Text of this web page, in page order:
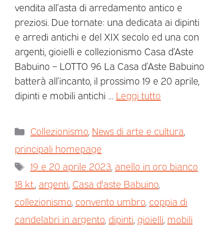
vendita all’asta di arredamento antico e
preziosi. Due tornate: una dedicata ai dipinti
e arredi antichi e del XIX secolo ed una con
argenti, gioielli e collezionismo Casa d’Aste
Babuino – LOTTO 96 La Casa d’Aste Babuino
batterà all’incanto, il prossimo 19 e 20 aprile,
dipinti e mobili antichi … Leggi tutto
Collezionismo, News di arte e cultura,
principali homepage
19 e 20 aprile 2023, anello in oro bianco
18 kt., argenti, Casa d'aste Babuino,
collezionismo, convento umbro, coppia di
candelabri in argento, dipinti, gioielli, mobili